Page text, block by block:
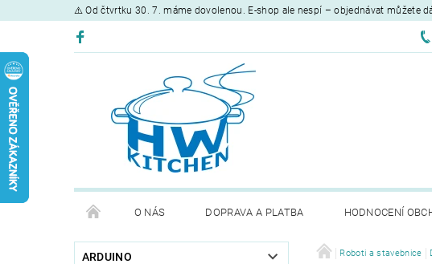
⚠️ Od čtvrtku 30. 7. máme dovolenou. E-shop ale nespí – objednávat můžete
O NÁS DOPRAVA A PLATBA HODNOCENÍ
ARDUINO Roboti a stavebnice